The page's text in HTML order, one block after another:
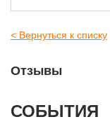
< Вернуться к списку
Отзывы
СОБЫТИЯ